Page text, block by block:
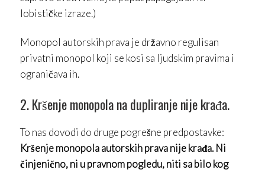
lobističke izraze.)
Monopol autorskih prava je državno regulisan
privatni monopol koji se kosi sa ljudskim pravima i
ograničava ih.
2. Kršenje monopola na dupliranje nije krađa.
To nas dovodi do druge pogrešne predpostavke:
Kršenje monopola autorskih prava nije krađa. Ni
činjenično, ni u pravnom pogledu, niti sa bilo kog